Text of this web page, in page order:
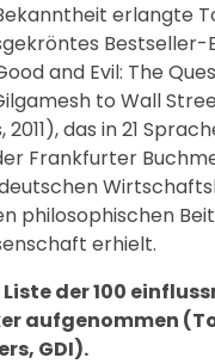
erlangte
Bestseller-
and Evil: The
to Wall
2011), das in 21
Frankfurter
philosophischen
erhielt.
Liste der 100
aufgenommen
GDI).